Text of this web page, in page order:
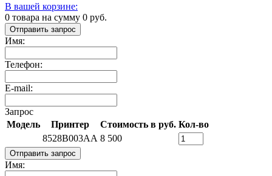
В вашей корзине:
0 товара на сумму 0 руб.
Отправить запрос
Имя:
Телефон:
E-mail:
Запрос
Модель
Принтер Стоимость в руб. Кол-во
8528B003AA 8 500
Отправить запрос
Имя: